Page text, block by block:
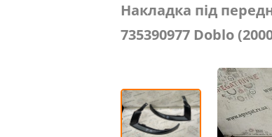
Накладка під
735390977 Doblо